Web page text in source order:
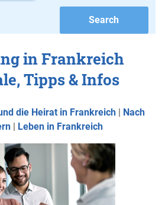
in Frankreich
Tipps & Infos
die Heirat in Frankreich | Nach
| Leben in Frankreich